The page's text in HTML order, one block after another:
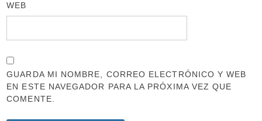
WEB
GUARDA MI NOMBRE, CORREO ELECTRÓNICO Y WEB
EN ESTE NAVEGADOR PARA LA PRÓXIMA VEZ QUE
COMENTE.